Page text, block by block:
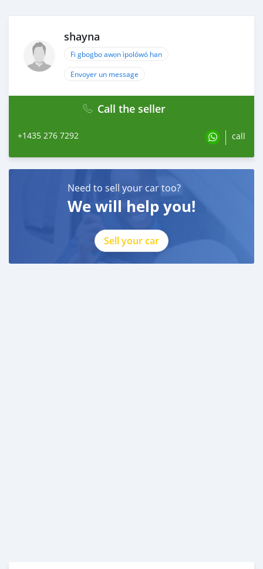
shayna
Fi gbogbo awọn ìpolówó han
Envoyer un message
Call the seller
+1435 276 7292 call
Need to sell your car too?
We will help you!
Sell your car